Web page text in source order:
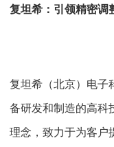
复坦希：引领精密调
复坦希（北京）电子
备研发和制造的高科
理念，致力于为客户